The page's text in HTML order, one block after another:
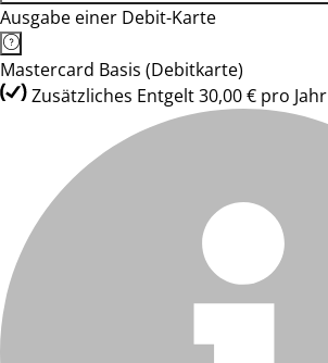
Ausgabe einer Debit-Karte
Mastercard Basis (Debitkarte)
Zusätzliches Entgelt 30,00 € pro Jahr